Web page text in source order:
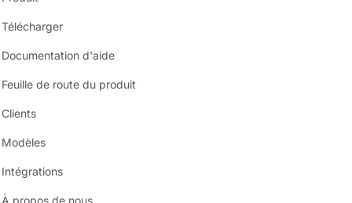
Télécharger
Documentation d'aide
Feuille de route du produit
Clients
Modèles
Intégrations
À propos de nous